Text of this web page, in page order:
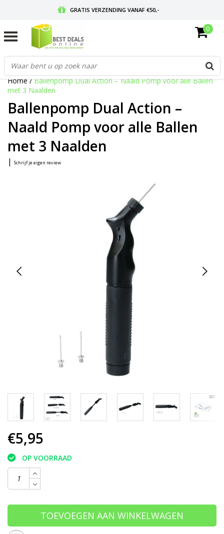
GRATIS VERZENDING VANAF €50,-
GRATIS RETOURNEREN EN 30 DAGEN BEDENKTIJD
0
Home/Ballenpomp Dual Action – Naald Pomp voor alle Ballen
met 3 Naalden
Ballenpomp Dual Action –
Naald Pomp voor alle Ballen
met 3 Naalden
| Schrijf je eigen review
€5,95
OP VOORRAAD
TOEVOEGEN AAN WINKELWAGEN